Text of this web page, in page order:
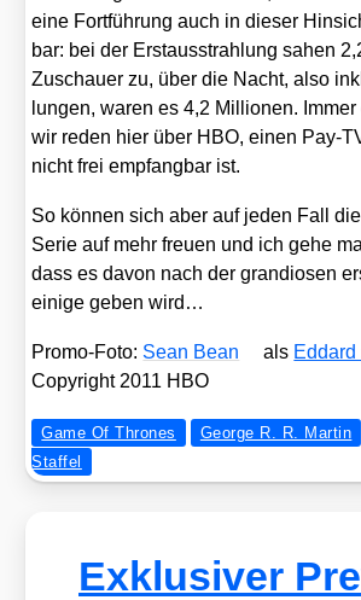
eine Fort­füh­rung auch in die­ser
bar: bei der Erst­aus­strah­lung sahen
Zuschau­er zu, über die Nacht, also
lun­gen, waren es 4,2 Mil­lio­nen.
wir reden hier über HBO, einen Pay-
nicht frei emp­fang­bar ist.
So kön­nen sich aber auf jeden Fall
Serie auf mehr freu­en und ich gehe
dass es davon nach der gran­dio­sen
eini­ge geben wird…
Pro­mo-Foto: Sean Bean als
Copy­right 2011 HBO
Game Of Thrones George R. R. Martin
Staffel
Exklusiver